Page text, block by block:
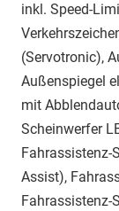
inkl. Speed-
(Servotronic),
Außenspiegel
mit
Scheinwerfer
Fahrassistenz-
Assist),
Fahrassistenz-